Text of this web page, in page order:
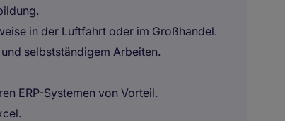
in der Luftfahrt oder im Großhandel.
selbstständigem Arbeiten.
ERP-Systemen von Vorteil.